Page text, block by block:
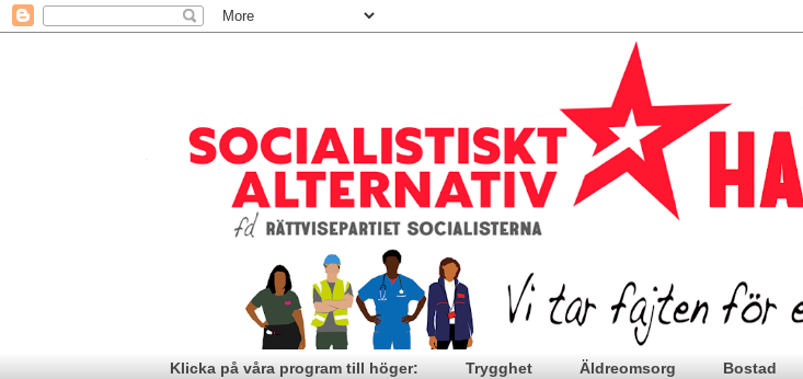
Klicka på våra program till höger: Trygghet Äldreomsorg Bostad